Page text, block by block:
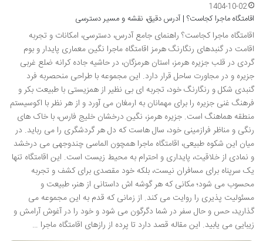
1404-10-02
اقامتگاه ماجرا کجاست؟ | آدرس دقیق، نقشه و مسیر دسترسی
اقامتگاه ماجرا کجاست؟ راهنمای جامع آدرس، دسترسی، امکانات و تجربه
اقامت در گنبدهای رنگارنگ هرمز اقامتگاه ماجرا نگین معماری پایدار و بوم
گردی در قلب جزیره هرمز، استان هرمزگان، در حاشیه جاده کرانه ضلع غربی
جزیره و در مجاورت ساحل قرار دارد. این مجموعه با طراحی منحصربه فرد
گنبدی شکل و رنگارنگ خود، تجربه ای بی نظیر از همزیستی با طبیعت بکر و
فرهنگ غنی جزیره را برای مهمانان به ارمغان می آورد و از هر نظر با اکوسیستم
منطقه هماهنگ است. جزیره هرمز، نگین درخشان خلیج فارس، با خاک های
رنگی و مناظر فرازمینی خود، سال هاست که دل هر گردشگری را می رباید. در
میان این شکوه طبیعی، اقامتگاه ماجرا همچون الماسی چندوجهی می درخشد
و نمادی از خلاقیت، پایداری و احترام به محیط زیست است. این اقامتگاه تنها
یک سرپناه برای مسافران نیست، بلکه خود مقصدی برای کشف و تجربه
محسوب می شود؛ مکانی که هر گوشه اش داستانی از هنر، طبیعت و
مسئولیت پذیری را روایت می کند. از زمانی که قدم به این مجموعه می
گذارید، حس و حال سفر در شما دگرگون می شود و خود را در آغوش آرامش و
زیبایی می یابید. این مقاله قصد دارد تا پرده از رازهای اقامتگاه ماجرا …